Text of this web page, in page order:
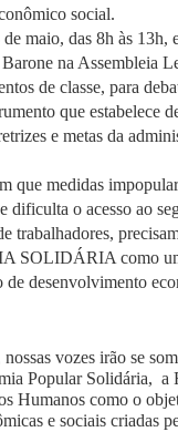
social.
maio, das 8h às 13h,
na Assembleia
de classe, para
que estabelece
e metas da
que medidas
dificulta o acesso ao
trabalhadores,
SOLIDÁRIA como
de desenvolvimento
vozes irão se
Popular Solidária, a
Humanos como o
e sociais criadas